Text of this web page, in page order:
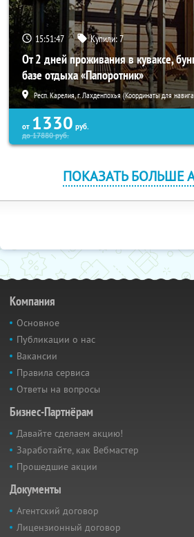
15:51:47 Купили:7
От 2 дней проживания в куваксе,
базе отдыха «Папоротник»
Респ. Карелия, г. Лахденпохья (Координаты для
от 1330 руб.
до17880руб.
ПОКАЗАТЬ БОЛЬШЕ
Компания
Основное
Публикации о нас
Вакансии
Правила сервиса
Ответы на вопросы
Бизнес-Партнёрам
Давайте сделаем акцию!
Заработайте, как Вебмастер
Прошедшие акции
Документы
Агентский договор
Лицензионный договор